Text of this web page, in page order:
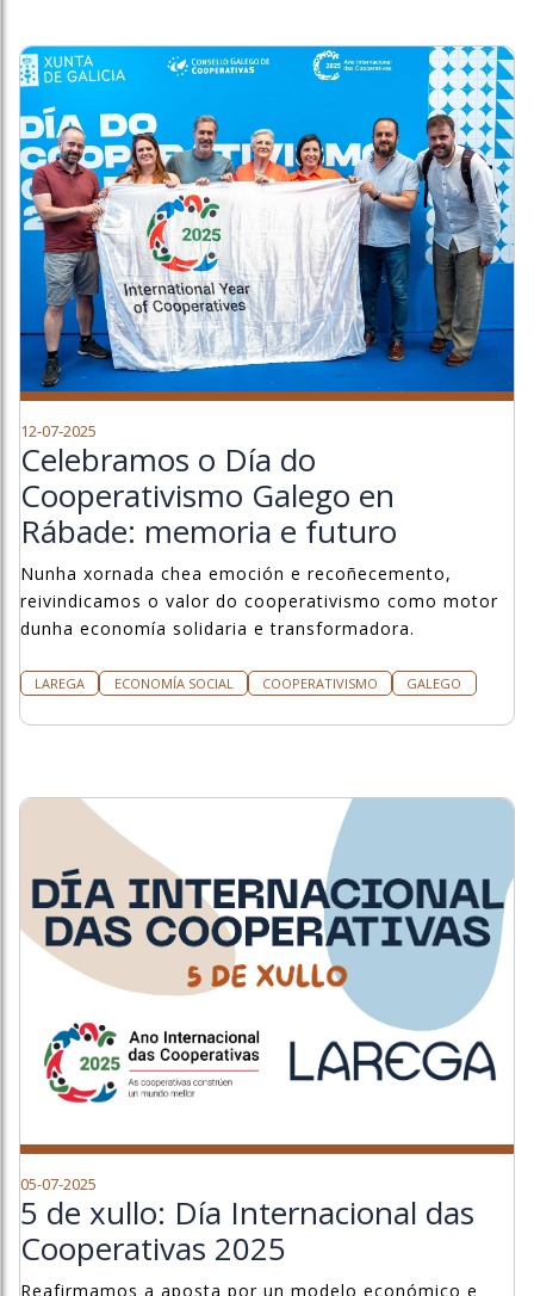
12-07-2025
Celebramos o Día do
Cooperativismo Galego en
Rábade: memoria e futuro
Nunha xornada chea emoción e recoñecemento,
reivindicamos o valor do cooperativismo como motor
dunha economía solidaria e transformadora.
LAREGA ECONOMÍA SOCIAL COOPERATIVISMO GALEGO
05-07-2025
5 de xullo: Día Internacional das
Cooperativas 2025
Reafirmamos a aposta por un modelo económico e